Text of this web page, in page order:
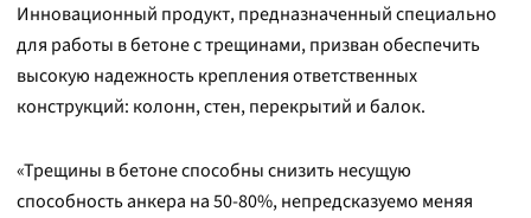
Инновационный продукт, предназначенный специально
для работы в бетоне с трещинами, призван обеспечить
высокую надежность крепления ответственных
конструкций: колонн, стен, перекрытий и балок.
«Трещины в бетоне способны снизить несущую
способность анкера на 50-80%, непредсказуемо меняя